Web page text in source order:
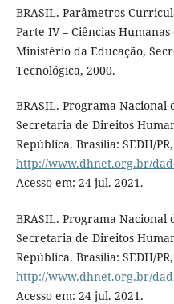
BRASIL. Parâmetros
Parte IV – Ciências
Ministério da Educação,
Tecnológica, 2000.
BRASIL. Programa Nacional
Secretaria de Direitos
República. Brasília: SEDH/
http://www.dhnet.org.br/
Acesso em: 24 jul. 2021.
BRASIL. Programa Nacional
Secretaria de Direitos
República. Brasília: SEDH/
http://www.dhnet.org.br/
Acesso em: 24 jul. 2021.